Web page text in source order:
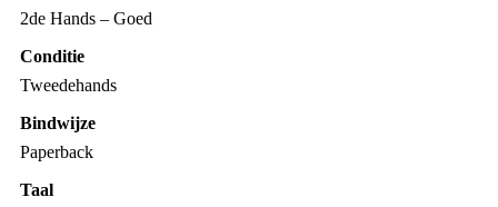
2de Hands – Goed
Conditie
Tweedehands
Bindwijze
Paperback
Taal